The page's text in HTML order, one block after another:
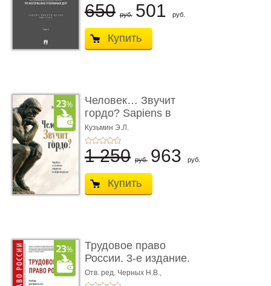
650 руб. 501 руб.
Купить
Человек… Звучит
гордо? Sapiens в
тенётах социума � ...
Кузьмин Э.Л.
1 250 руб. 963 руб.
Купить
Трудовое право
России. 3-е издание.
Учебник для ...
Отв. ред. Черных Н.В.,
Шестерякова И.В.